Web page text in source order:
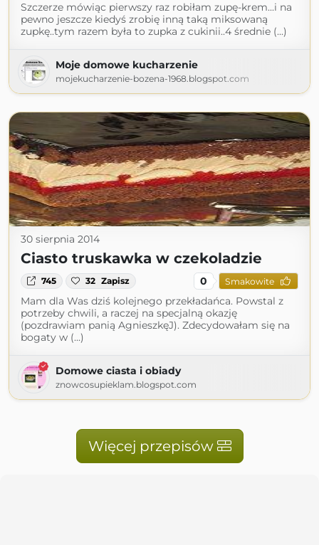
Szczerze mówiąc pierwszy raz robiłam zupę-krem...i na
pewno jeszcze kiedyś zrobię inną taką miksowaną
zupkę..tym razem była to zupka z cukinii..4 średnie (...)
Moje domowe kucharzenie
mojekucharzenie-bozena-1968.blogspot.com
30 sierpnia 2014
Ciasto truskawka w czekoladzie
745 32 Zapisz 0 Smakowite
Mam dla Was dziś kolejnego przekładańca. Powstal z
potrzeby chwili, a raczej na specjalną okazję
(pozdrawiam panią AgnieszkęJ). Zdecydowałam się na
bogaty w (...)
Domowe ciasta i obiady
znowcosupieklam.blogspot.com
Więcej przepisów